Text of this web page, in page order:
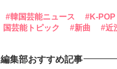
韓国芸能ニュース K-POP
国芸能トピック
新曲 近
編集部おすすめ記事